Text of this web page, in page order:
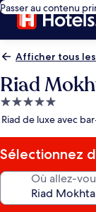
Passer au contenu
Afficher tous
Riad
Hébergement
5.0 étoiles
Riad de luxe avec
Sélectionnez
Où allez-